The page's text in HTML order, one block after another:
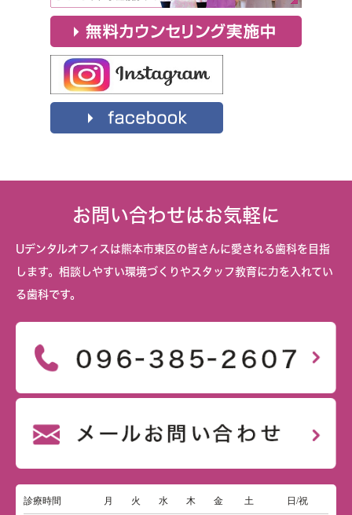
お問い合わせはお気軽に
Uデンタルオフィスは熊本市東区の皆さんに愛される歯科を目指
します。相談しやすい環境づくりやスタッフ教育に力を入れてい
る歯科です。
診療時間 月 火 水 木 金 土 日/祝